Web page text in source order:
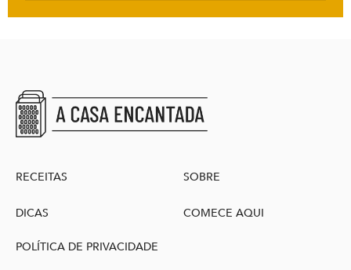
RECEITAS
DICAS
SOBRE
COMECE AQUI
POLÍTICA DE PRIVACIDADE